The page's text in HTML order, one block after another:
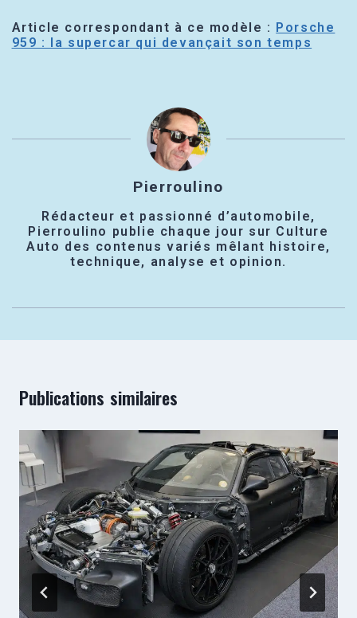
Article correspondant à ce modèle : Porsche
959 : la supercar qui devançait son temps
Pierroulino
Rédacteur et passionné d’automobile,
Pierroulino publie chaque jour sur Culture
Auto des contenus variés mêlant histoire,
technique, analyse et opinion.
Publications similaires